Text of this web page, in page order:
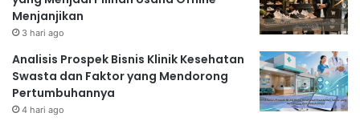
Menjanjikan
3 hari ago
Analisis Prospek Bisnis Klinik Kesehatan
Swasta dan Faktor yang Mendorong
Pertumbuhannya
4 hari ago